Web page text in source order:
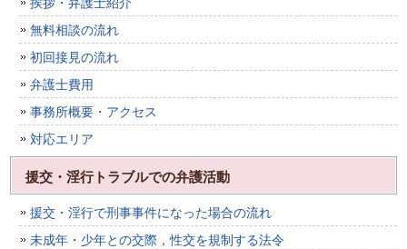
無料相談の流れ
初回接見の流れ
弁護士費用
事務所概要・アクセス
対応エリア
援交・淫行トラブルでの弁護活動
援交・淫行で刑事事件になった場合の流れ
未成年・少年との交際，性交を規制する法令